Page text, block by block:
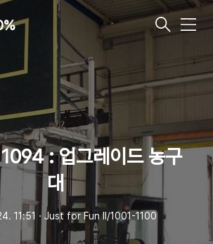
메
: 업그레이드 농구
대
11:51 ㆍ Just for Fun Ⅱ/1001-1100